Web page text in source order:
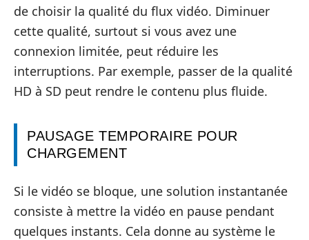
de choisir la qualité du flux vidéo. Diminuer
cette qualité, surtout si vous avez une
connexion limitée, peut réduire les
interruptions. Par exemple, passer de la qualité
HD à SD peut rendre le contenu plus fluide.
PAUSAGE TEMPORAIRE POUR
CHARGEMENT
Si le vidéo se bloque, une solution instantanée
consiste à mettre la vidéo en pause pendant
quelques instants. Cela donne au système le